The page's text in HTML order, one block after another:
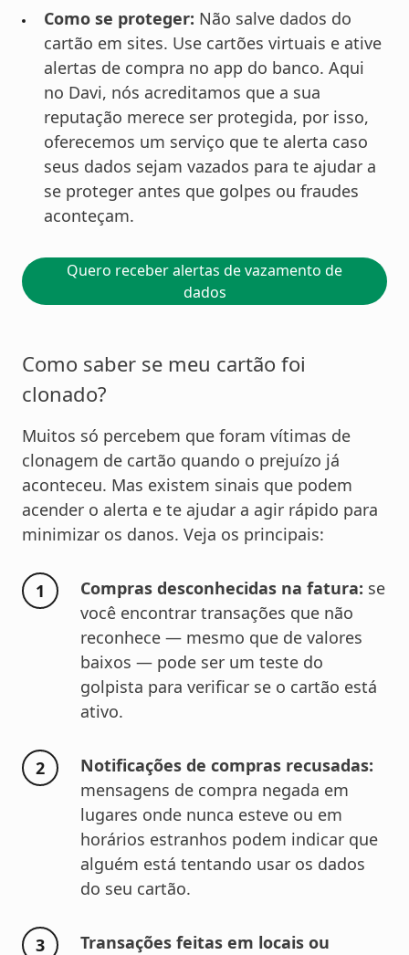
Como se proteger: Não salve dados do
cartão em sites. Use cartões virtuais e ative
alertas de compra no app do banco. Aqui
no Davi, nós acreditamos que a sua
reputação merece ser protegida, por isso,
oferecemos um serviço que te alerta caso
seus dados sejam vazados para te ajudar a
se proteger antes que golpes ou fraudes
aconteçam.
Quero receber alertas de vazamento de
dados
Como saber se meu cartão foi
clonado?
Muitos só percebem que foram vítimas de
clonagem de cartão quando o prejuízo já
aconteceu. Mas existem sinais que podem
acender o alerta e te ajudar a agir rápido para
minimizar os danos. Veja os principais:
Compras desconhecidas na fatura: se
você encontrar transações que não
reconhece — mesmo que de valores
baixos — pode ser um teste do
golpista para verificar se o cartão está
ativo.
Notificações de compras recusadas:
mensagens de compra negada em
lugares onde nunca esteve ou em
horários estranhos podem indicar que
alguém está tentando usar os dados
do seu cartão.
Transações feitas em locais ou